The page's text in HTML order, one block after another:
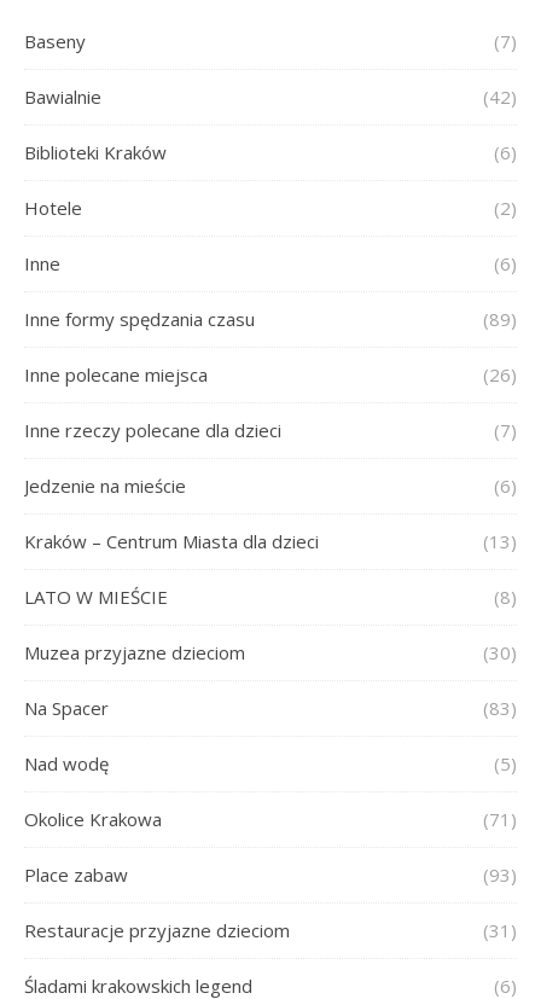
Baseny (7)
Bawialnie (42)
Biblioteki Kraków (6)
Hotele (2)
Inne (6)
Inne formy spędzania czasu (89)
Inne polecane miejsca (26)
Inne rzeczy polecane dla dzieci (7)
Jedzenie na mieście (6)
Kraków – Centrum Miasta dla dzieci (13)
LATO W MIEŚCIE (8)
Muzea przyjazne dzieciom (30)
Na Spacer (83)
Nad wodę (5)
Okolice Krakowa (71)
Place zabaw (93)
Restauracje przyjazne dzieciom (31)
Śladami krakowskich legend (6)